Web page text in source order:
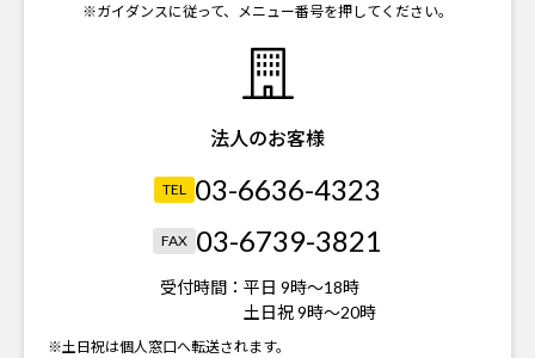
※ガイダンスに従って、メニュー番号を押してください。
法人のお客様
TEL 03-6636-4323
FAX 03-6739-3821
受付時間： 平日 9時～18時
土日祝 9時～20時
※土日祝は個人窓口へ転送されます。